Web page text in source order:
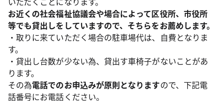
お近くの社会福祉協議会や場合によって区役所、市役所
等でも貸出しをしていますので、そちらをお薦めします。
・取りに来ていただく場合の駐車場代は、自費となりま
す。
・貸出し台数が少ない為、貸出す車椅子がないことがあ
ります。
その為電話でのお申込みが原則となりますので、下記電
話番号にお電話ください。